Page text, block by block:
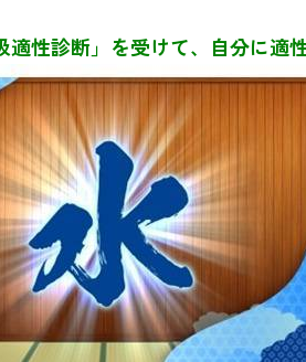
性診断」を受けて、自分に適